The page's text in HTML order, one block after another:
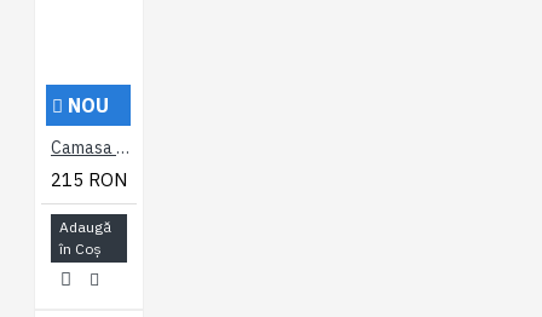
NOU
Camasa cu maneca scurta din bumbac 60% si polyester 40% CLASSIC GINGHAM GRENA - 2XL 3XL 4XL 5XL 6XL 7XL
215 RON
Adaugă
în Coş